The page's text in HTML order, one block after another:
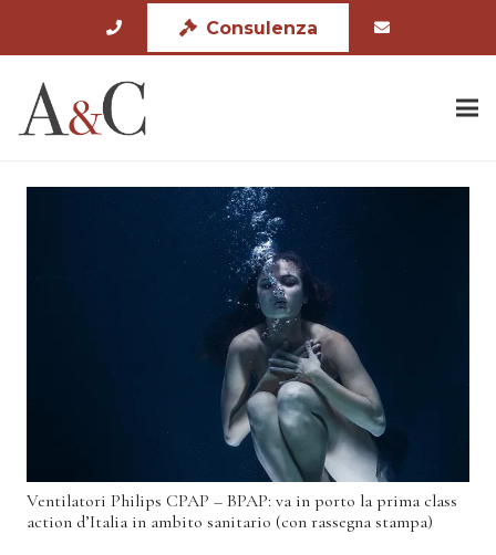
Consulenza
Ventilatori Philips CPAP – BPAP: va in porto la prima class
action d’Italia in ambito sanitario (con rassegna stampa)